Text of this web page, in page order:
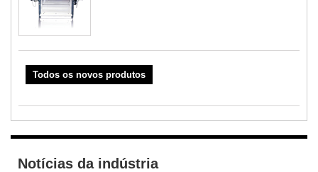
Todos os novos produtos
Notícias da indústria